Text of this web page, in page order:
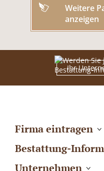
Weitere
anzeigen
Ihr
Firma eintragen
Bestattung-
Unternehmen